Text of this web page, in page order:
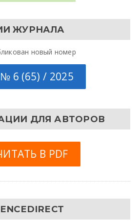
ЖУРНАЛА
новый номер
№ 6 (65) / 2025
ДЛЯ АВТОРОВ
В PDF